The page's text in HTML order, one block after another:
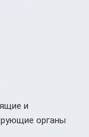
и
органы